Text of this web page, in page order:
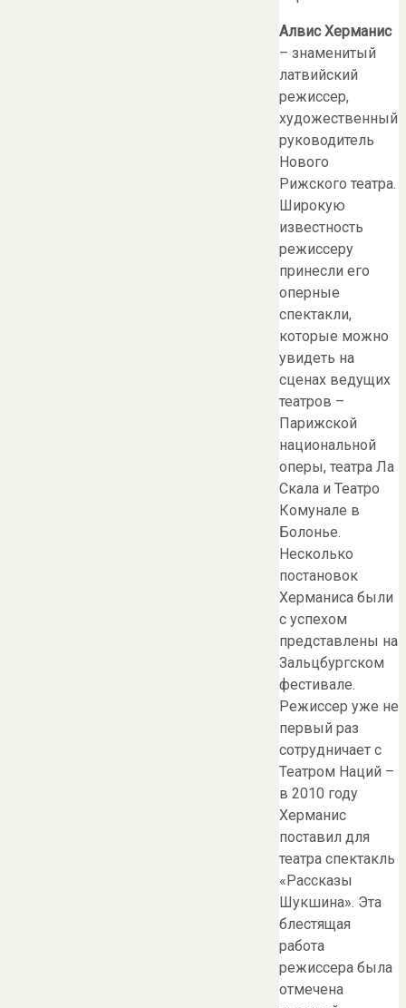
Алвис Херманис
– знаменитый
латвийский
режиссер,
художественный
руководитель
Нового
Рижского театра.
Широкую
известность
режиссеру
принесли его
оперные
спектакли,
которые можно
увидеть на
сценах ведущих
театров –
Парижской
национальной
оперы, театра Ла
Скала и Театро
Комунале в
Болонье.
Несколько
постановок
Херманиса были
с успехом
представлены на
Зальцбургском
фестивале.
Режиссер уже не
первый раз
сотрудничает с
Театром Наций –
в 2010 году
Херманис
поставил для
театра спектакль
«Рассказы
Шукшина». Эта
блестящая
работа
режиссера была
отмечена